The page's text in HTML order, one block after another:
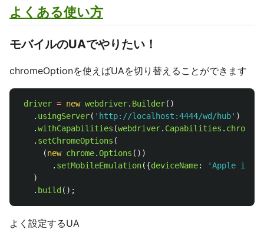
よくある使い方
モバイルのUAでやりたい！
chromeOptionを使えばUAを切り替えることができます
driver = new webdriver. Builder()
. usingServer( ' http://localhost:4444/wd/hub' )
.withCapabilities (webdriver. Capabilities . chrome
. setChromeOptions (
(new chrome.Options ())
. setMobileEmulation({deviceName: 'Apple
)
. build ();
よく設定するUA